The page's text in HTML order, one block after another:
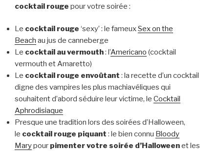
cocktail rouge pour votre soirée :
Le cocktail rouge ‘sexy’ : le fameuxSex on the
Beach au jus de canneberge
Le cocktail au vermouth: l’Americano (cocktail
vermouth et Amaretto)
Le cocktail rouge envoûtant : la recette d’un cocktail
digne des vampires les plus machiavéliques qui
souhaitent d’abord séduire leur victime, le Cocktail
Aphrodisiaque
Presque une tradition lors des soirées d’Halloween,
le cocktail rouge piquant : le bien connu Bloody
Marypour pimenter votre soirée d’Halloweenet les